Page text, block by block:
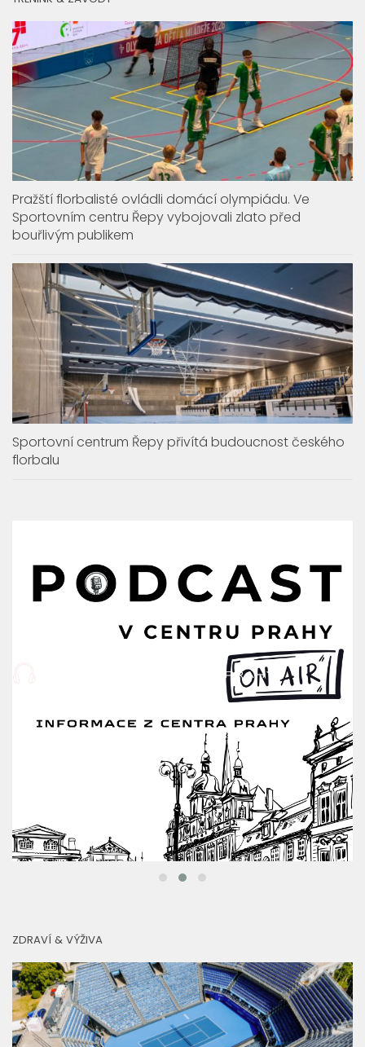
Pražští florbalisté ovládli domácí olympiádu. Ve
Sportovním centru Řepy vybojovali zlato před
bouřlivým publikem
Sportovní centrum Řepy přivítá budoucnost českého
florbalu
ZDRAVÍ & VÝŽIVA